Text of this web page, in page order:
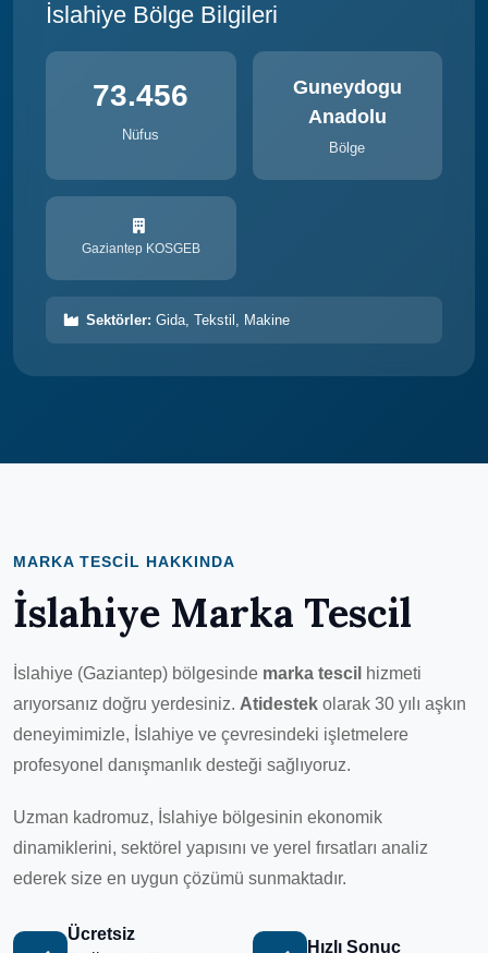
İslahiye Bölge Bilgileri
73.456
Nüfus
Guneydogu
Anadolu
Bölge
Gaziantep KOSGEB
Sektörler: Gida, Tekstil, Makine
MARKA TESCIL HAKKINDA
İslahiye Marka Tescil
İslahiye (Gaziantep) bölgesinde marka tescil hizmeti
arıyorsanız doğru yerdesiniz. Atidestek olarak 30 yılı aşkın
deneyimimizle, İslahiye ve çevresindeki işletmelere
profesyonel danışmanlık desteği sağlıyoruz.
Uzman kadromuz, İslahiye bölgesinin ekonomik
dinamiklerini, sektörel yapısını ve yerel fırsatları analiz
ederek size en uygun çözümü sunmaktadır.
Ücretsiz
Hızlı Sonuç